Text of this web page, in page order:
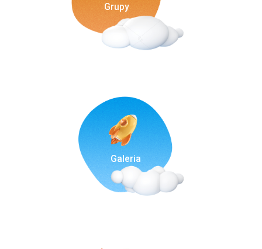
Grupy
Galeria